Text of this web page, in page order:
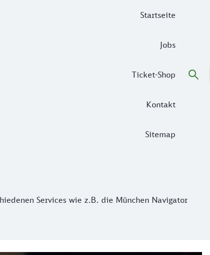
Startseite
Jobs
Ticket-Shop
Kontakt
Sitemap
Services wie z.B. die München Navigator